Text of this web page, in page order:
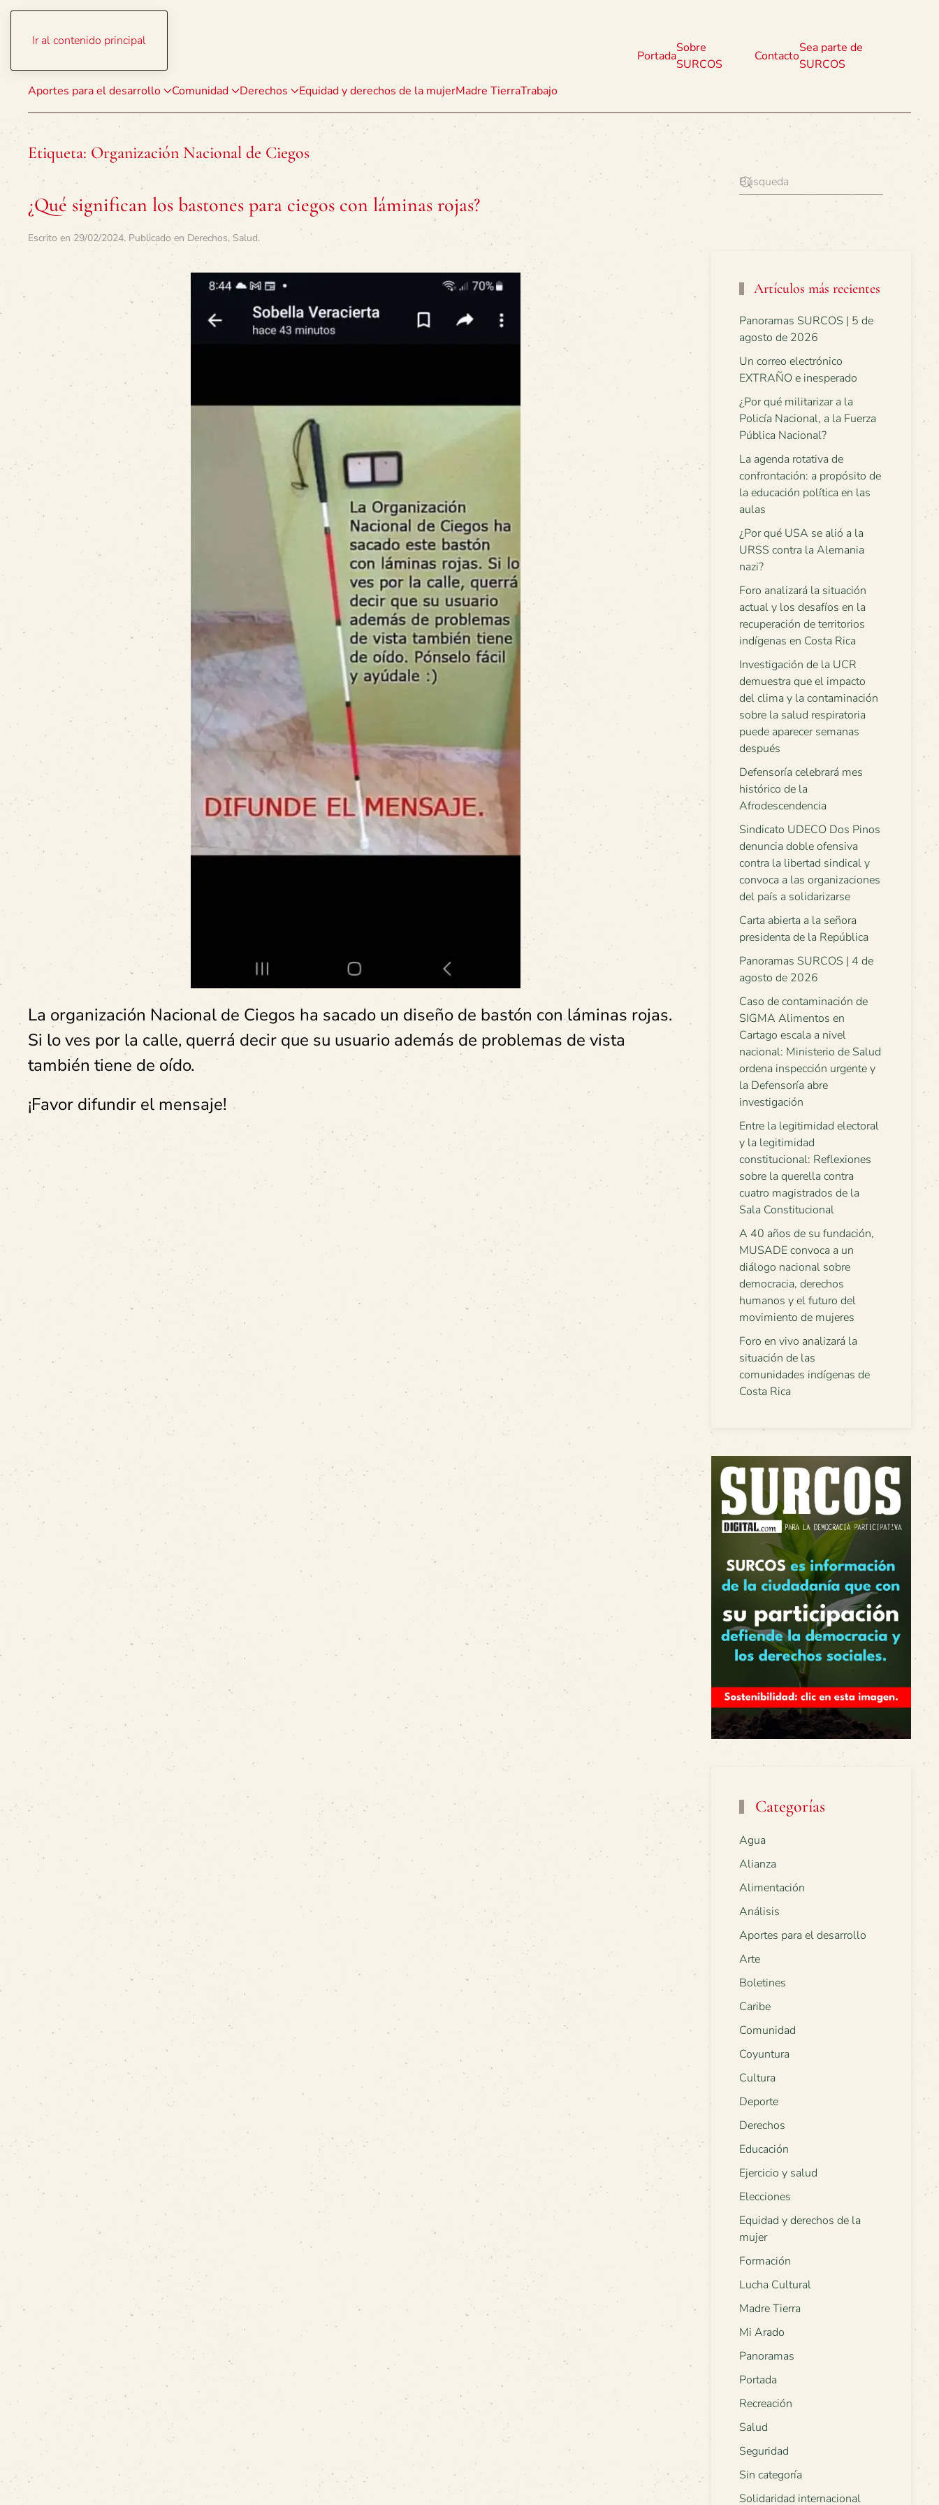
Ir al contenido principal
Aportes para el desarrollo Comunidad Derechos Equidad y derechos de la mujerMadre TierraTrabajo
Portada
Sobre
SURCOS
Contacto
Sea parte de
SURCOS
Etiqueta: Organización Nacional de Ciegos
¿Qué significan los bastones para ciegos con láminas rojas?
Escrito en 29/02/2024. Publicado en Derechos, Salud.
La organización Nacional de Ciegos ha sacado un diseño de bastón con láminas rojas.
Si lo ves por la calle, querrá decir que su usuario además de problemas de vista
también tiene de oído.
¡Favor difundir el mensaje!
Artículos más recientes
Panoramas SURCOS | 5 de
agosto de 2026
Un correo electrónico
EXTRAÑO e inesperado
¿Por qué militarizar a la
Policía Nacional, a la Fuerza
Pública Nacional?
La agenda rotativa de
confrontación: a propósito de
la educación política en las
aulas
¿Por qué USA se alió a la
URSS contra la Alemania
nazi?
Foro analizará la situación
actual y los desafíos en la
recuperación de territorios
indígenas en Costa Rica
Investigación de la UCR
demuestra que el impacto
del clima y la contaminación
sobre la salud respiratoria
puede aparecer semanas
después
Defensoría celebrará mes
histórico de la
Afrodescendencia
Sindicato UDECO Dos Pinos
denuncia doble ofensiva
contra la libertad sindical y
convoca a las organizaciones
del país a solidarizarse
Carta abierta a la señora
presidenta de la República
Panoramas SURCOS | 4 de
agosto de 2026
Caso de contaminación de
SIGMA Alimentos en
Cartago escala a nivel
nacional: Ministerio de Salud
ordena inspección urgente y
la Defensoría abre
investigación
Entre la legitimidad electoral
y la legitimidad
constitucional: Reflexiones
sobre la querella contra
cuatro magistrados de la
Sala Constitucional
A 40 años de su fundación,
MUSADE convoca a un
diálogo nacional sobre
democracia, derechos
humanos y el futuro del
movimiento de mujeres
Foro en vivo analizará la
situación de las
comunidades indígenas de
Costa Rica
Categorías
Agua
Alianza
Alimentación
Análisis
Aportes para el desarrollo
Arte
Boletines
Caribe
Comunidad
Coyuntura
Cultura
Deporte
Derechos
Educación
Ejercicio y salud
Elecciones
Equidad y derechos de la
mujer
Formación
Lucha Cultural
Madre Tierra
Mi Arado
Panoramas
Portada
Recreación
Salud
Seguridad
Sin categoría
Solidaridad internacional